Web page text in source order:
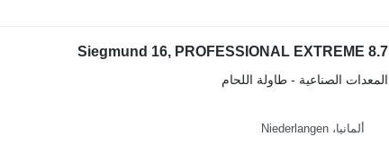
Siegmund 16, PROFESSIONAL EXTREME 8.7
المعدات الصناعية - طاولة اللحام
ألمانيا، Niederlangen